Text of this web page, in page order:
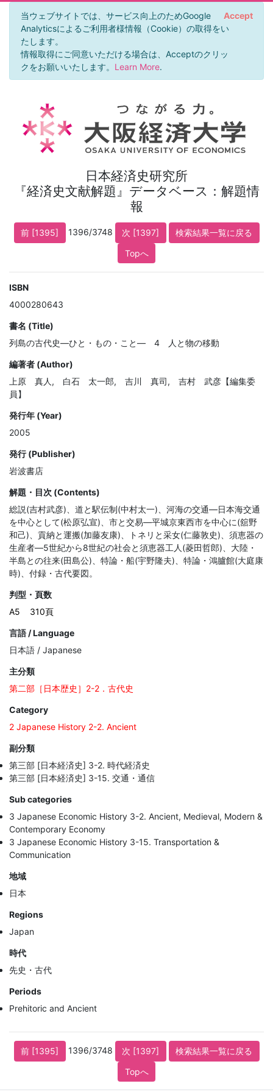
当ウェブサイトでは、サービス向上のためGoogle
Analyticsによるご利用者様情報（Cookie）の取得をい
たします。
情報取得にご同意いただける場合は、Acceptのクリッ
クをお願いいたします。 Learn More.
Accept
日本経済史研究所
『経済史文献解題』データベース：解題情
報
前 [1395] 1396/3748 次 [1397]
検索結果一覧に戻る
Topへ
ISBN
4000280643
書名 (Title)
列島の古代史―ひと・もの・こと― 4 人と物の移動
編著者 (Author)
上原 真人, 白石 太一郎, 吉川 真司, 吉村 武彦【編集委
員】
発行年 (Year)
2005
発行 (Publisher)
岩波書店
解題・目次 (Contents)
総説(吉村武彦)、道と駅伝制(中村太一)、河海の交通―日本海交通
を中心として(松原弘宣)、市と交易―平城京東西市を中心に(舘野
和己)、貢納と運搬(加藤友康)、トネリと采女(仁藤敦史)、須恵器の
生産者―5世紀から8世紀の社会と須恵器工人(菱田哲郎)、大陸・
半島との往来(田島公)、特論・船(宇野隆夫)、特論・鴻臚館(大庭康
時)、付録・古代要図。
判型・頁数
A5
310頁
言語 / Language
日本語 / Japanese
主分類
第二部［日本歴史］2-2．古代史
Category
2 Japanese History 2-2. Ancient
副分類
第三部 [日本経済史] 3-2. 時代経済史
第三部 [日本経済史] 3-15. 交通・通信
Sub categories
3 Japanese Economic History 3-2. Ancient, Medieval, Modern &
Contemporary Economy
3 Japanese Economic History 3-15. Transportation &
Communication
地域
日本
Regions
Japan
時代
先史・古代
Periods
Prehitoric and Ancient
前 [1395] 1396/3748 次 [1397]
検索結果一覧に戻る
Topへ